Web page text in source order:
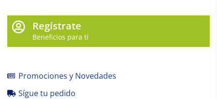
Regístrate
Beneficios para tí
Promociones y Novedades
Sígue tu pedido